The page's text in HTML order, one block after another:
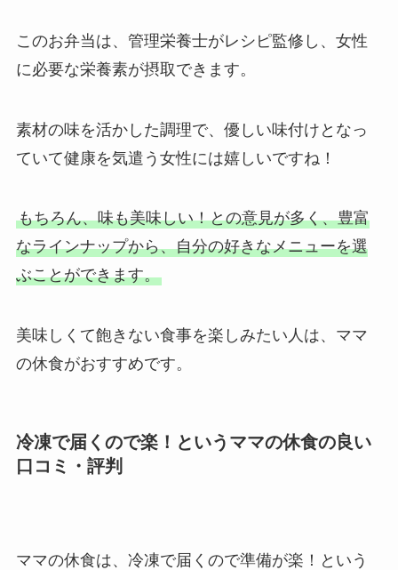
このお弁当は、管理栄養士がレシピ監修し、女性
に必要な栄養素が摂取できます。
素材の味を活かした調理で、優しい味付けとなっ
ていて健康を気遣う女性には嬉しいですね！
もちろん、味も美味しい！との意見が多く、豊富
なラインナップから、自分の好きなメニューを選
ぶことができます。
美味しくて飽きない食事を楽しみたい人は、ママ
の休食がおすすめです。
冷凍で届くので楽！というママの休食の良い
口コミ・評判
ママの休食は、冷凍で届くので準備が楽！という